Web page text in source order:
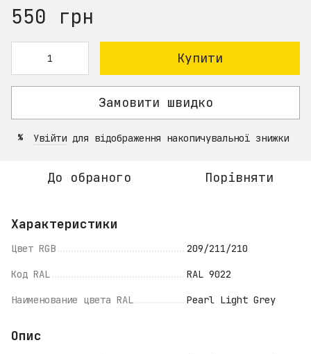
550 грн
Купити
Замовити швидко
% Увійти для відображення накопичувальної знижки
До обраного Порівняти
Характеристики
Цвет RGB 209/211/210
Код RAL RAL 9022
Наименование цвета RAL Pearl Light Grey
Опис